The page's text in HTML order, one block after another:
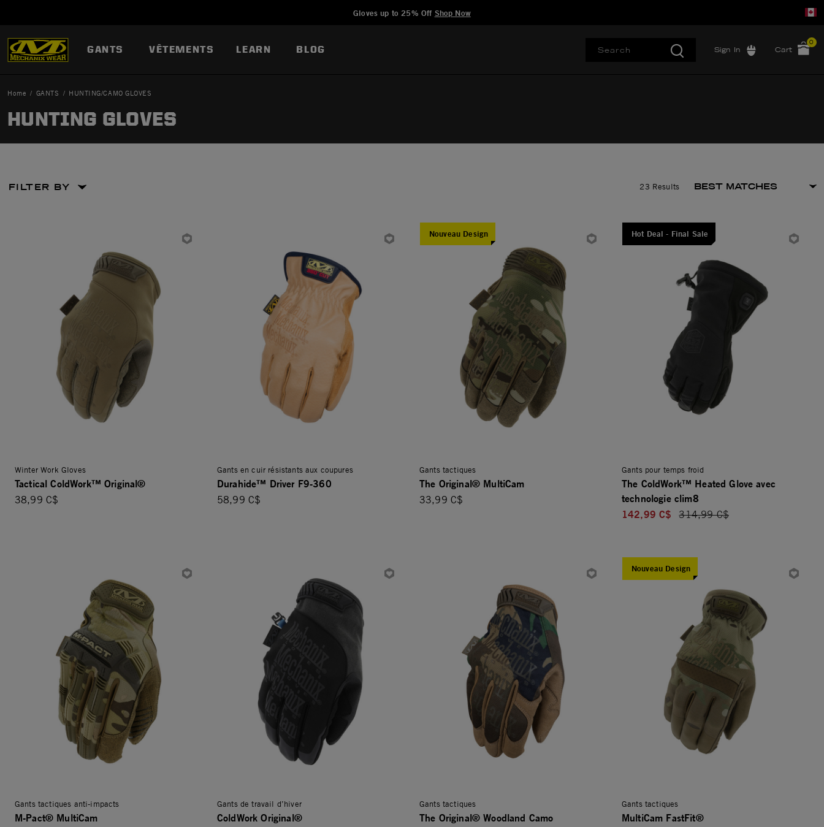
Gloves up to 25% Off Shop Now
GANTS VÊTEMENTS LEARN BLOG Sign In Cart
0
Home GANTS HUNTING/CAMO GLOVES
HUNTING GLOVES
FILTER BY 23 Results
Winter Work Gloves
Tactical ColdWork™ Original®
38,99 C$
Gants en cuir résistants aux coupures
Durahide™ Driver F9-360
58,99 C$
Nouveau Design
Gants tactiques
The Original® MultiCam
33,99 C$
Hot Deal - Final Sale
Gants pour temps froid
The ColdWork™ Heated Glove avec
technologie clim8
142,99 C$
Price reduced from
314,99 C$
Gants tactiques anti-impacts
M-Pact® MultiCam
Gants de travail d’hiver
ColdWork Original®
Gants tactiques
The Original® Woodland Camo
Nouveau Design
Gants tactiques
MultiCam FastFit®
Added to Manage Wishlist